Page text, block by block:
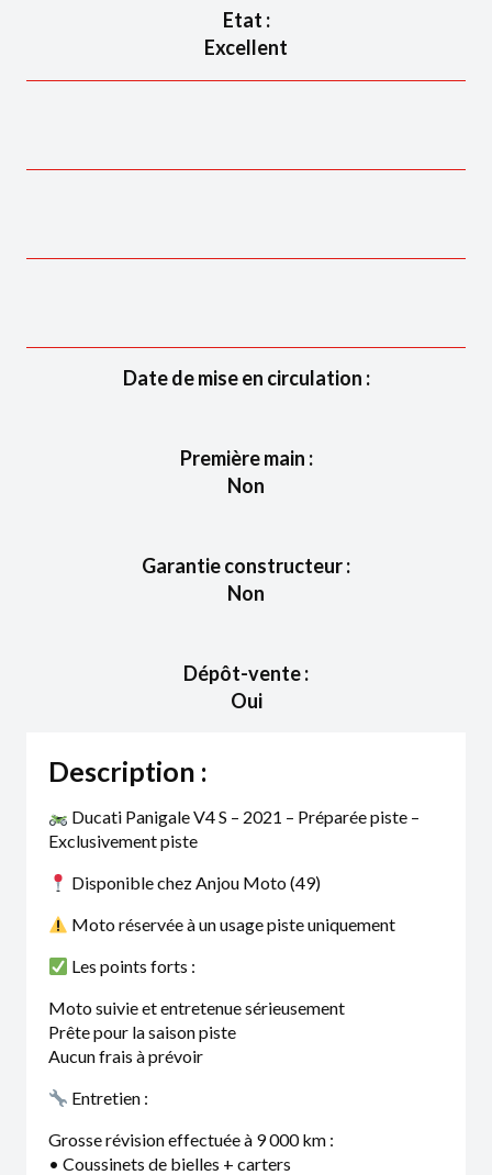
Etat :
Excellent
Date de mise en circulation :
Première main :
Non
Garantie constructeur :
Non
Dépôt-vente :
Oui
Description :
Ducati Panigale V4 S – 2021 – Préparée piste –
Exclusivement piste
Disponible chez Anjou Moto (49)
Moto réservée à un usage piste uniquement
Les points forts :
Moto suivie et entretenue sérieusement
Prête pour la saison piste
Aucun frais à prévoir
Entretien :
Grosse révision effectuée à 9 000 km :
• Coussinets de bielles + carters